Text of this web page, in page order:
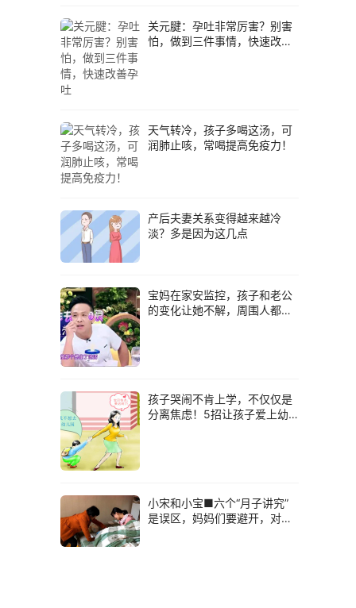
关元腱：孕吐非常厉害？别害
怕，做到三件事情，快速改善
天气转冷，孩子多喝这汤，可
润肺止咳，常喝提高免疫力！
产后夫妻关系变得越来越冷
淡？多是因为这几点
宝妈在家安监控，孩子和老公
的变化让她不解，周围人都看
孩子哭闹不肯上学，不仅仅是
分离焦虑！5招让孩子爱上幼
小宋和小宝■六个“月子讲究”
是误区，妈妈们要避开，对自